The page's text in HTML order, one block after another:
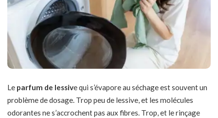
Le parfum de lessive qui s’évapore au séchage est souvent un
problème de dosage. Trop peu de lessive, et les molécules
odorantes ne s’accrochent pas aux fibres. Trop, et le rinçage